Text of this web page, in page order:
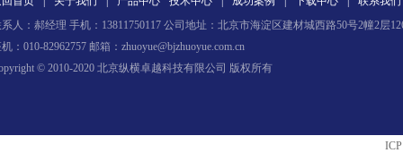
人：郝经理 手机：13811750117 公司地址：北京市海淀区建材城西路50号2幢2层
：010-82962757 邮箱：zhuoyue@bjzhuoyue.com.cn
© 2010-2020 北京纵横卓越科技有限公司 版权所有